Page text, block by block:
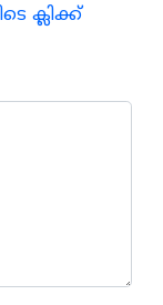
ക്ലിക്ക്